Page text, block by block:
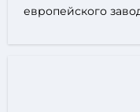
европейского